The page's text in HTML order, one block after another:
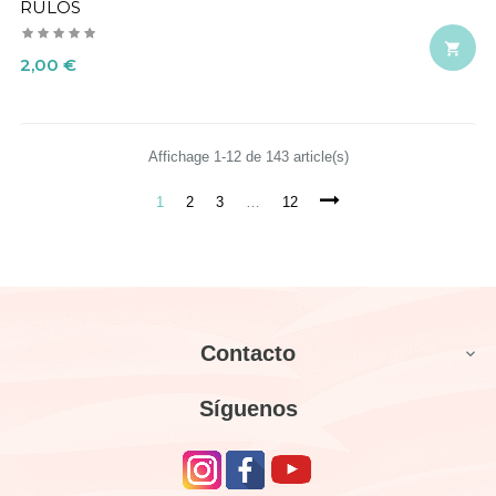
RULOS
Precio
2,00 €

Affichage 1-12 de 143 article(s)
1 2 3 … 12
Contacto 
Síguenos